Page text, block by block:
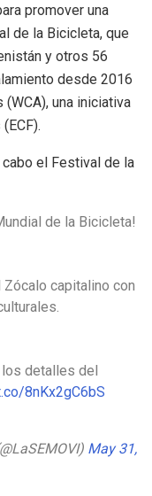
promover una
de la Bicicleta, que
y otros 56
desde 2016
una iniciativa
el Festival de la
de la Bicicleta!
capitalino con
detalles del
8nKx2gC6bS
May 31,